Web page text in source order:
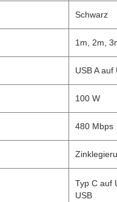
Schwarz
1m, 2m,
USB A auf
100 W
480 Mbps
Typ C auf
USB